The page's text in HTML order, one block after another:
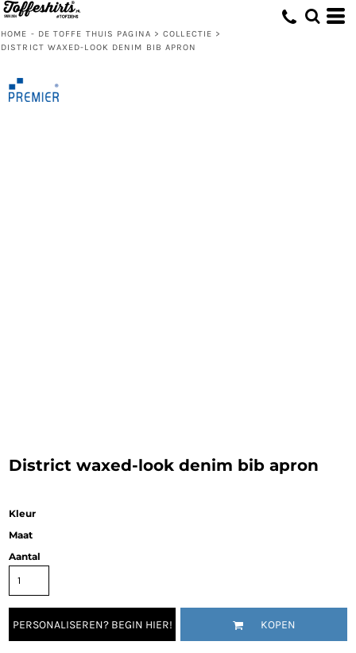
HOME - DE TOFFE THUIS PAGINA > COLLECTIE >
DISTRICT WAXED-LOOK DENIM BIB APRON
District waxed-look denim bib apron
Kleur
Maat
Aantal
PERSONALISEREN? BEGIN HIER! KOPEN